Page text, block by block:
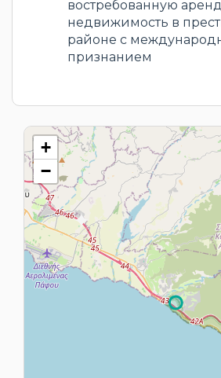
востребованную
недвижимость в
районе с
признанием
+
−